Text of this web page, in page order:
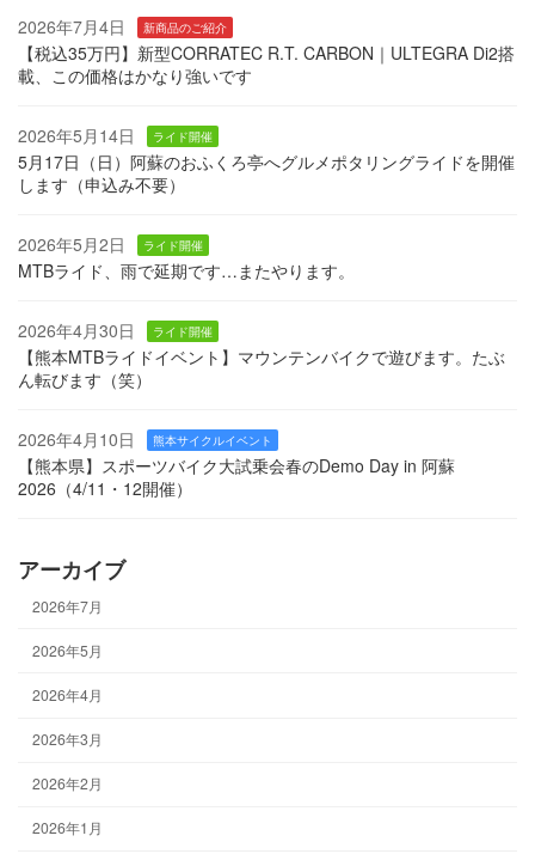
2026年7月4日 新商品のご紹介
【税込35万円】新型CORRATEC R.T. CARBON｜ULTEGRA Di2搭
載、この価格はかなり強いです
2026年5月14日 ライド開催
5月17日（日）阿蘇のおふくろ亭へグルメポタリングライドを開催
します（申込み不要）
2026年5月2日 ライド開催
MTBライド、雨で延期です…またやります。
2026年4月30日 ライド開催
【熊本MTBライドイベント】マウンテンバイクで遊びます。たぶ
ん転びます（笑）
2026年4月10日 熊本サイクルイベント
【熊本県】スポーツバイク大試乗会春のDemo Day in 阿蘇
2026（4/11・12開催）
アーカイブ
2026年7月
2026年5月
2026年4月
2026年3月
2026年2月
2026年1月